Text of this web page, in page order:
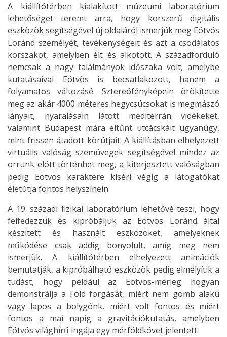
A kiállítótérben kialakított múzeumi laboratórium
lehetőséget teremt arra, hogy korszerű digitális
eszközök segítségével új oldaláról ismerjük meg Eötvös
Loránd személyét, tevékenységeit és azt a csodálatos
korszakot, amelyben élt és alkotott. A századforduló
nemcsak a nagy találmányok időszaka volt, amelybe
kutatásaival Eötvös is becsatlakozott, hanem a
folyamatos változásé. Sztereófényképein örökítette
meg az akár 4000 méteres hegycsúcsokat is megmászó
lányait, nyaralásain látott mediterrán vidékeket,
valamint Budapest mára eltűnt utcácskáit ugyanúgy,
mint frissen átadott körútjait. A kiállításban elhelyezett
virtuális valóság szemüvegek segítségével mindez az
orrunk elött történhet meg, a kiterjesztett valóságban
pedig Eötvös karaktere kíséri végig a látogatókat
életútja fontos helyszínein.
A 19. századi fizikai laboratórium lehetővé teszi, hogy
felfedezzük és kipróbáljuk az Eötvös Loránd által
készített és használt eszközöket, amelyeknek
működése csak addig bonyolult, amíg meg nem
ismerjük. A kiállítótérben elhelyezett animációk
bemutatják, a kipróbálható eszközök pedig elmélyítik a
tudást, hogy például az Eötvös-mérleg hogyan
demonstrálja a Föld forgását, miért nem gömb alakú
vagy lapos a bolygónk, miért volt fontos és miért
fontos a mai napig a gravitációkutatás, amelyben
Eötvös világhírű ingája egy mérföldkövet jelentett.